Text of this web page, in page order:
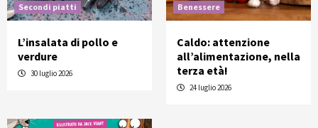
Secondi piatti
L’insalata di pollo e
verdure
30 luglio 2026
Benessere
Caldo: attenzione
all’alimentazione, nella
terza età!
24 luglio 2026